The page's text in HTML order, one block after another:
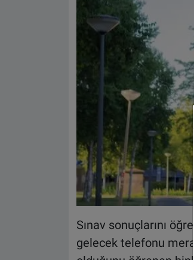
Sınav sonuçlarını
gelecek telefonu